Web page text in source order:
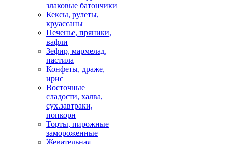
злаковые батончики
Кексы, рулеты,
круассаны
Печенье, пряники,
вафли
Зефир, мармелад,
пастила
Конфеты, драже,
ирис
Восточные
сладости, халва,
сух.завтраки,
попкорн
Торты, пирожные
замороженные
Жевательная